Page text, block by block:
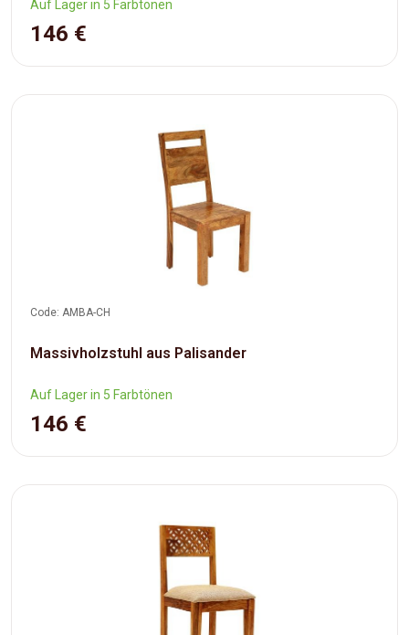
Auf Lager in 5 Farbtönen
146 €
Code: AMBA-CH
Massivholzstuhl aus Palisander
Auf Lager in 5 Farbtönen
146 €